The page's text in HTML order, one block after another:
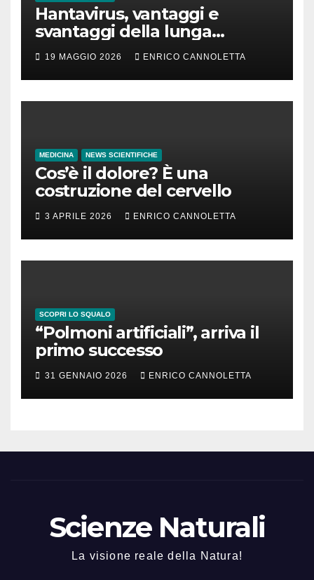
Hantavirus, vantaggi e
svantaggi della lunga
incubazione
19 MAGGIO 2026 ENRICO CANNOLETTA
MEDICINA NEWS SCIENTIFICHE
Cos’è il dolore? È una
costruzione del cervello
3 APRILE 2026 ENRICO CANNOLETTA
SCOPRI LO SQUALO
“Polmoni artificiali”, arriva il
primo successo
31 GENNAIO 2026 ENRICO CANNOLETTA
Scienze Naturali
La visione reale della Natura!